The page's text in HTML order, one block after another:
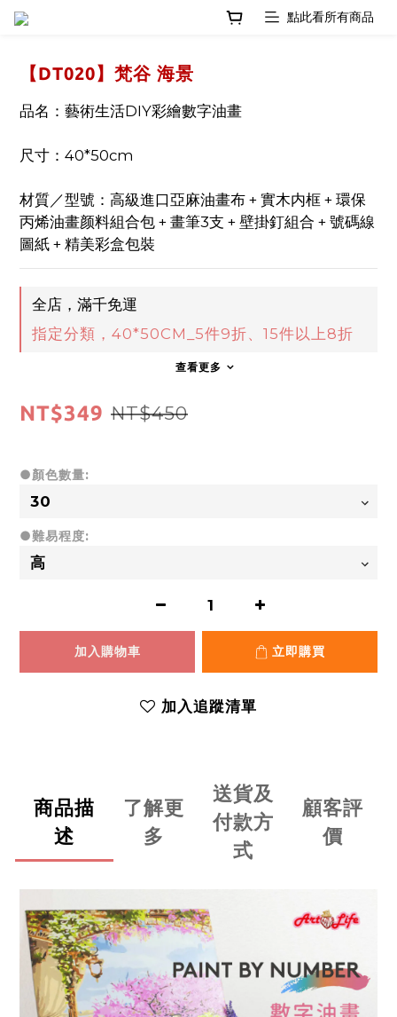
【DT020】梵谷 海景
品名：藝術生活DIY彩繪數字油畫
尺寸：40*50cm
材質／型號：高級進口亞麻油畫布 + 實木内框 + 環保
丙烯油畫颜料組合包 + 畫筆3支 + 壁掛釘組合 + 號碼線
圖紙 + 精美彩盒包裝
全店，滿千免運
指定分類，40*50CM_5件9折、15件以上8折
查看更多
NT$349 NT$450
●顏色數量:
●難易程度:
加入購物車 立即購買
加入追蹤清單
商品描
述
了解更
多
送貨及
付款方
式
顧客評
價